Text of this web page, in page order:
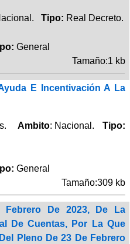
Tipo: Real Decreto.
General
Tamaño:1 kb
E Incentivación A La
Ambito: Nacional.Tipo:
General
Tamaño:309 kb
Febrero De 2023, De La
De Cuentas, Por La Que
Pleno De 23 De Febrero